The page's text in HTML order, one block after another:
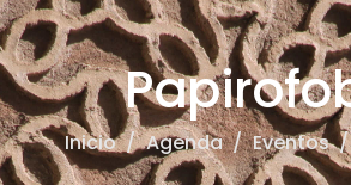
Inicio/ Agenda/ Eventos